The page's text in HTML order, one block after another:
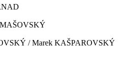
/ Marek KAŠPAROVSKÝ